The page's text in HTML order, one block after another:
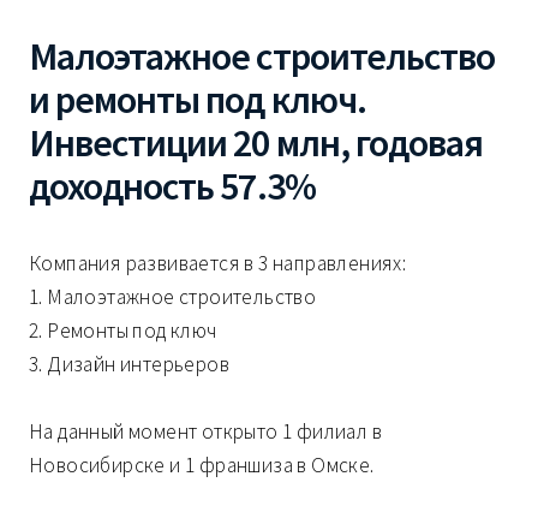
Малоэтажное строительство
и ремонты под ключ.
Инвестиции 20 млн, годовая
доходность 57.3%
Компания развивается в 3 направлениях:
1. Малоэтажное строительство
2. Ремонты под ключ
3. Дизайн интерьеров
На данный момент открыто 1 филиал в
Новосибирске и 1 франшиза в Омске.